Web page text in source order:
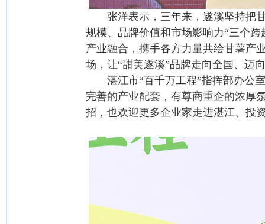
张洋表示，三年来，遂溪坚持把甘
规模、品牌价值和市场影响力“三个
产业融合，携手各方力量共绘甘薯产
场，让“甜美遂溪”品牌走向全国、迈
湛江市“百千万工程”指挥部办公室
完善的产业配套，有尊商重企的浓厚
招，也欢迎更多企业家走进湛江、投